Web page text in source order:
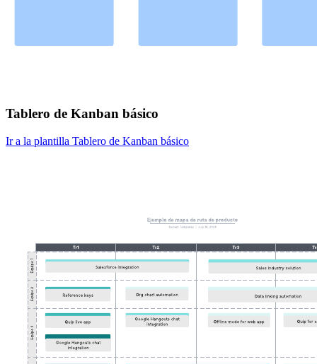
Tablero de Kanban básico
Ir a la plantilla Tablero de Kanban básico